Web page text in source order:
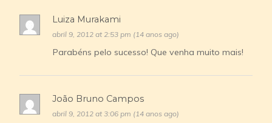
Luiza Murakami
abril 9, 2012 at 2:53 pm (14 anos ago)
Parabéns pelo sucesso! Que venha muito mais!
João Bruno Campos
abril 9, 2012 at 3:06 pm (14 anos ago)